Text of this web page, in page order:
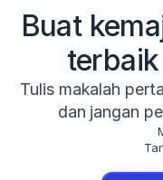
Buat
Tulis makalah
dan jangan